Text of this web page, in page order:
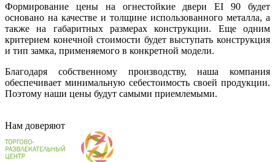
Формирование цены на огнестойкие двери EI 90 будет
основано на качестве и толщине использованного металла, а
также на габаритных размерах конструкции. Еще одним
критерием конечной стоимости будет выступать конструкция
и тип замка, применяемого в конкретной модели.
Благодаря собственному производству, наша компания
обеспечивает минимальную себестоимость своей продукции.
Поэтому наши цены будут самыми приемлемыми.
Нам доверяют